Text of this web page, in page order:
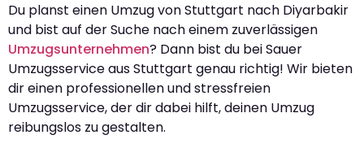
Du planst einen Umzug von Stuttgart nach Diyarbakir
und bist auf der Suche nach einem zuverlässigen
Umzugsunternehmen? Dann bist du bei Sauer
Umzugsservice aus Stuttgart genau richtig! Wir bieten
dir einen professionellen und stressfreien
Umzugsservice, der dir dabei hilft, deinen Umzug
reibungslos zu gestalten.